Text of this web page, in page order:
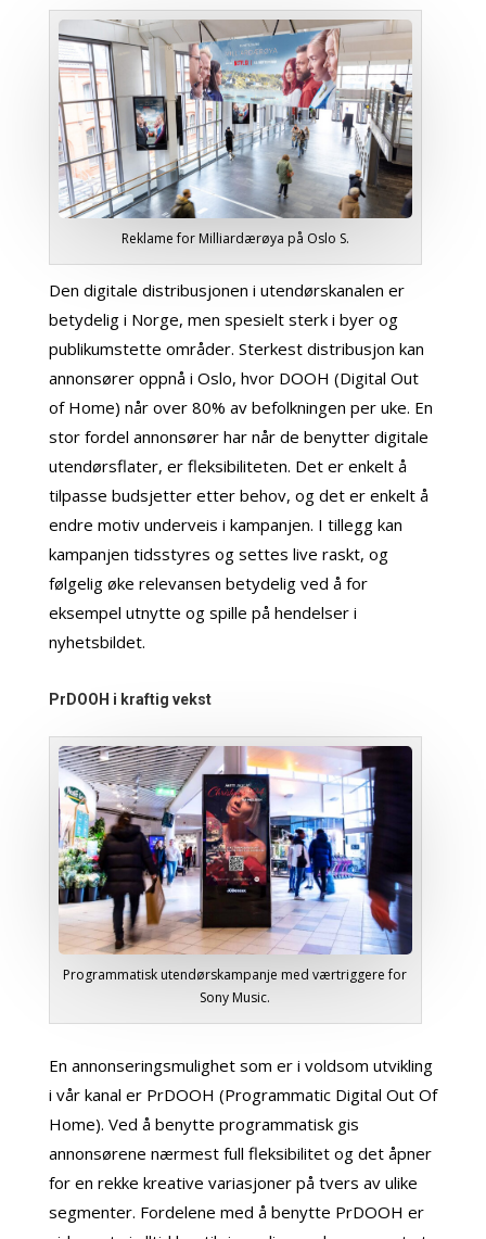
Reklame for Milliardærøya på Oslo S.
Den digitale distribusjonen i utendørskanalen er
betydelig i Norge, men spesielt sterk i byer og
publikumstette områder. Sterkest distribusjon kan
annonsører oppnå i Oslo, hvor DOOH (Digital Out
of Home) når over 80% av befolkningen per uke. En
stor fordel annonsører har når de benytter digitale
utendørsflater, er fleksibiliteten. Det er enkelt å
tilpasse budsjetter etter behov, og det er enkelt å
endre motiv underveis i kampanjen. I tillegg kan
kampanjen tidsstyres og settes live raskt, og
følgelig øke relevansen betydelig ved å for
eksempel utnytte og spille på hendelser i
nyhetsbildet.
PrDOOH i kraftig vekst
Programmatisk utendørskampanje med værtriggere for
Sony Music.
En annonseringsmulighet som er i voldsom utvikling
i vår kanal er PrDOOH (Programmatic Digital Out Of
Home). Ved å benytte programmatisk gis
annonsørene nærmest full fleksibilitet og det åpner
for en rekke kreative variasjoner på tvers av ulike
segmenter. Fordelene med å benytte PrDOOH er